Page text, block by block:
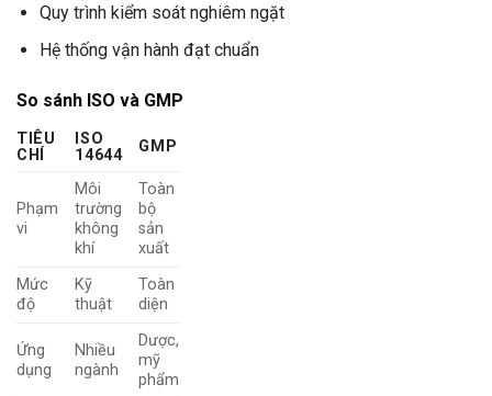
Quy trình kiểm soát nghiêm ngặt
Hệ thống vận hành đạt chuẩn
So sánh ISO và GMP
TIÊU
CHÍ
ISO
14644
GMP
Phạm
vi
Môi
trường
không
khí
Toàn
bộ
sản
xuất
Mức
độ
Kỹ
thuật
Toàn
diện
Ứng
dụng
Nhiều
ngành
Dược,
mỹ
phẩm